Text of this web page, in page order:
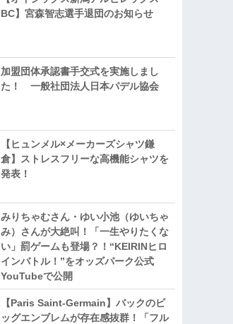
BC】宮森智志選手退団のお知らせ
加盟団体承認書手交式を実施しまし
た！ 一般社団法人日本パデル協会
【ヒュンメル×メーカーズシャツ鎌
倉】ストレスフリーな高機能シャツを
発表！
みりちゃむさん・ゆい小池（ゆいちゃ
み）さんが大絶叫！「一生やりたくな
い」罰ゲームも登場？！“KEIRINヒロ
インバトル！”をオッズパーク公式
YouTubeで公開
【Paris Saint-Germain】バックのビ
ッグエンブレムが存在感抜群！「フル